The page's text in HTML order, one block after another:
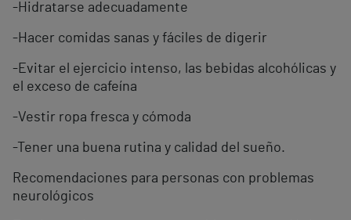
-Hidratarse adecuadamente
-Hacer comidas sanas y fáciles de digerir
-Evitar el ejercicio intenso, las bebidas alcohólicas y
el exceso de cafeína
-Vestir ropa fresca y cómoda
-Tener una buena rutina y calidad del sueño.
Recomendaciones para personas con problemas
neurológicos